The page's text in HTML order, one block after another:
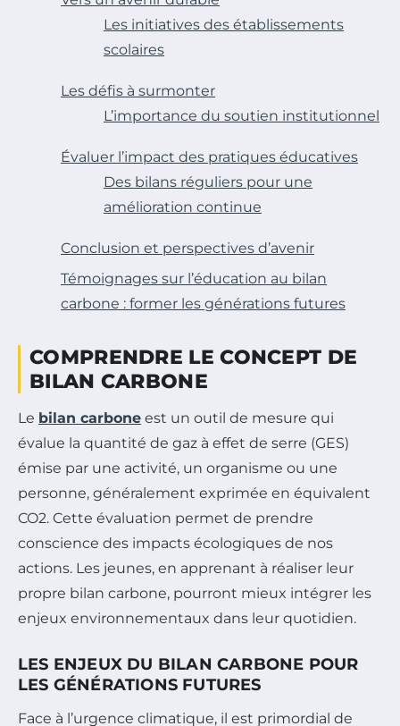
Les initiatives des établissements
scolaires
Les défis à surmonter
L’importance du soutien institutionnel
Évaluer l’impact des pratiques éducatives
Des bilans réguliers pour une
amélioration continue
Conclusion et perspectives d’avenir
Témoignages sur l’éducation au bilan
carbone : former les générations futures
COMPRENDRE LE CONCEPT DE
BILAN CARBONE
Le bilan carbone est un outil de mesure qui
évalue la quantité de gaz à effet de serre (GES)
émise par une activité, un organisme ou une
personne, généralement exprimée en équivalent
CO2. Cette évaluation permet de prendre
conscience des impacts écologiques de nos
actions. Les jeunes, en apprenant à réaliser leur
propre bilan carbone, pourront mieux intégrer les
enjeux environnementaux dans leur quotidien.
LES ENJEUX DU BILAN CARBONE POUR
LES GÉNÉRATIONS FUTURES
Face à l’urgence climatique, il est primordial de